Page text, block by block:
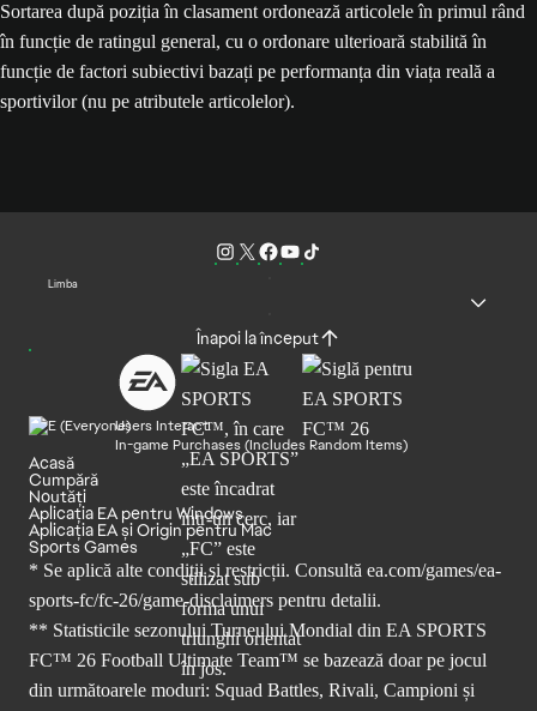
Sortarea după poziția în clasament ordonează articolele în primul rând
în funcție de ratingul general, cu o ordonare ulterioară stabilită în
funcție de factori subiectivi bazați pe performanța din viața reală a
sportivilor (nu pe atributele articolelor).
Limba
Înapoi la început
Users Interact
In-game Purchases (Includes Random Items)
Acasă
Cumpără
Noutăți
Aplicația EA pentru Windows
Aplicația EA și Origin pentru Mac
Sports Games
* Se aplică alte condiții și restricții. Consultă ea.com/games/ea-
sports-fc/fc-26/game-disclaimers pentru detalii.
** Statisticile sezonului Turneului Mondial din EA SPORTS
FC™ 26 Football Ultimate Team™ se bazează doar pe jocul
din următoarele moduri: Squad Battles, Rivali, Campioni și